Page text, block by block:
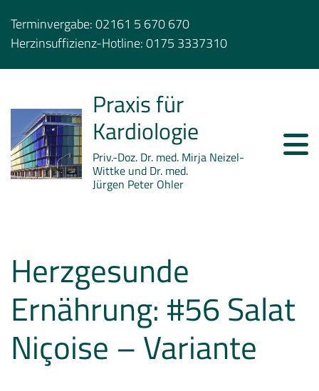
Terminvergabe:02161 5 670 670
Herzinsuffizienz-Hotline:0175 3337310
Praxis für
Kardiologie
Priv.-Doz. Dr. med. Mirja Neizel-
Wittke und Dr. med.
Jürgen Peter Ohler
Herzgesunde
Ernährung: #56 Salat
Niçoise – Variante